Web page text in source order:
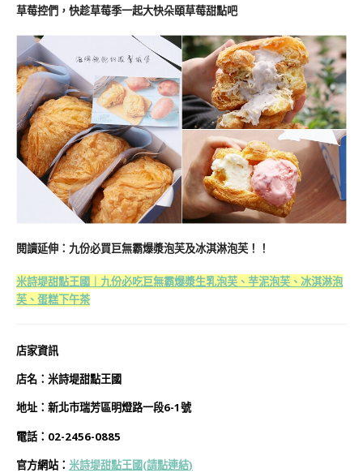
草莓控們 ，快趁草莓季一起大快朵頤草莓甜點吧
閱讀延伸：九份必買巨無霸爆漿泡芙及冰淇淋泡芙！！
米詩堤甜點王國｜九份必吃巨無霸爆漿生乳泡芙、芋泥泡芙、冰淇淋泡
芙、蛋糕下午茶
店家資訊
店名：米詩堤甜點王國
地址：新北市瑞芳區明燈路一段6-1號
電話：02-2456-0885
官方網站： 米詩堤甜點王國(請點連結)